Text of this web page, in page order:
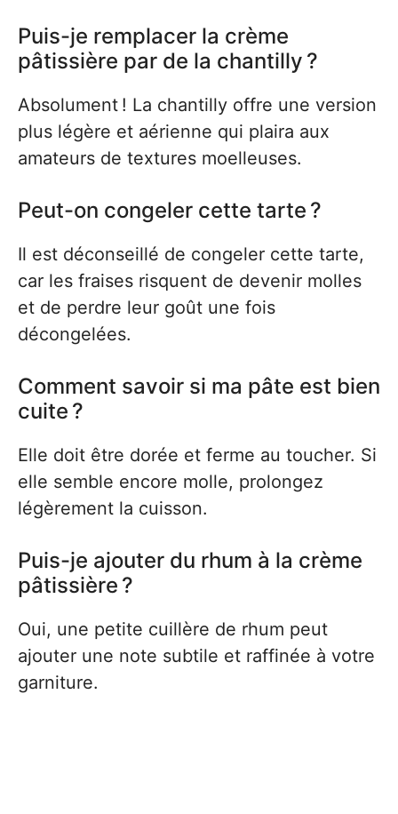
Puis-je remplacer la crème
pâtissière par de la chantilly ?
Absolument ! La chantilly offre une version
plus légère et aérienne qui plaira aux
amateurs de textures moelleuses.
Peut-on congeler cette tarte ?
Il est déconseillé de congeler cette tarte,
car les fraises risquent de devenir molles
et de perdre leur goût une fois
décongelées.
Comment savoir si ma pâte est bien
cuite ?
Elle doit être dorée et ferme au toucher. Si
elle semble encore molle, prolongez
légèrement la cuisson.
Puis-je ajouter du rhum à la crème
pâtissière ?
Oui, une petite cuillère de rhum peut
ajouter une note subtile et raffinée à votre
garniture.